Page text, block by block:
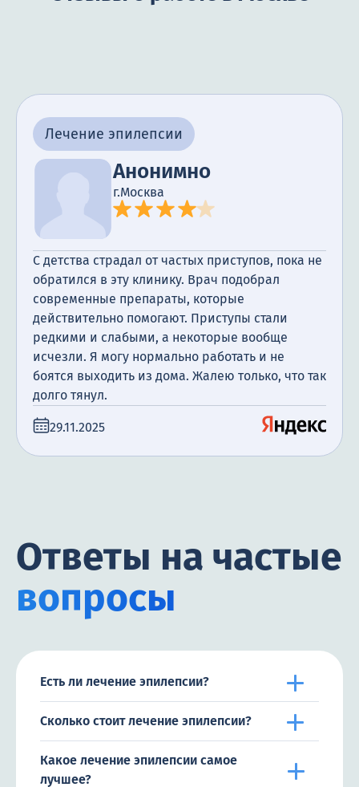
Лечение эпилепсии
Анонимно
г.Москва
С детства страдал от частых приступов, пока не
обратился в эту клинику. Врач подобрал
современные препараты, которые
действительно помогают. Приступы стали
редкими и слабыми, а некоторые вообще
исчезли. Я могу нормально работать и не
боятся выходить из дома. Жалею только, что так
долго тянул.
29.11.2025
Ответы на частые
вопросы
Есть ли лечение эпилепсии?
Сколько стоит лечение эпилепсии?
Какое лечение эпилепсии самое
лучшее?